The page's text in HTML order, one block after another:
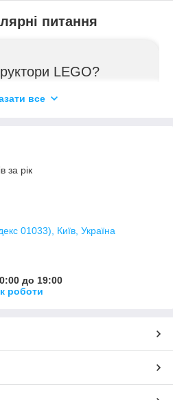
транспортної компанії
питання
LEGO?
для
LEGO?
та доглядати за
LEGO?
все
за рік
01033), Київ, Україна
до 19:00
роботи